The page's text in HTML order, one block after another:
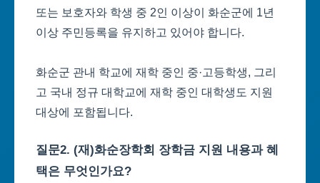
또는 보호자와 학생 중 2인 이상이 화순군에 1년
이상 주민등록을 유지하고 있어야 합니다.
화순군 관내 학교에 재학 중인 중·고등학생, 그리
고 국내 정규 대학교에 재학 중인 대학생도 지원
대상에 포함됩니다.
질문2. (재)화순장학회 장학금 지원 내용과 혜
택은 무엇인가요?